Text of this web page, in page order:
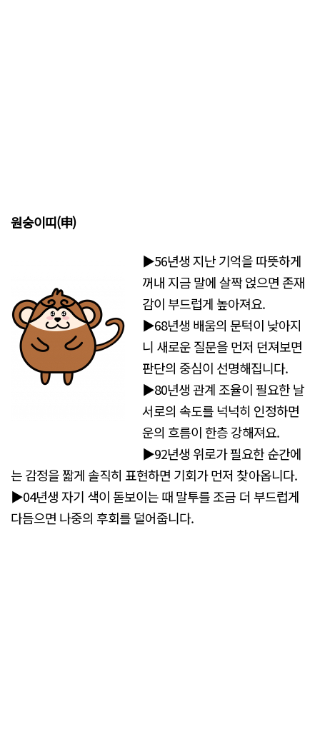
원숭이띠(申)
▶56년생 지난 기억을 따뜻하게
꺼내 지금 말에 살짝 얹으면 존재
감이 부드럽게 높아져요.
▶68년생 배움의 문턱이 낮아지
니 새로운 질문을 먼저 던져보면
판단의 중심이 선명해집니다.
▶80년생 관계 조율이 필요한 날
서로의 속도를 넉넉히 인정하면
운의 흐름이 한층 강해져요.
▶92년생 위로가 필요한 순간에
는 감정을 짧게 솔직히 표현하면 기회가 먼저 찾아옵니다.
▶04년생 자기 색이 돋보이는 때 말투를 조금 더 부드럽게
다듬으면 나중의 후회를 덜어줍니다.